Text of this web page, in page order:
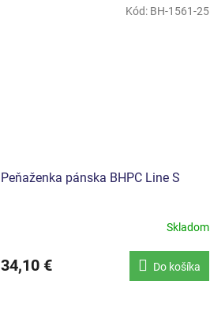
Peňaženka pánska BHPC Line S
Skladom
34,10 € Do košíka
Kód: BH-1561-25